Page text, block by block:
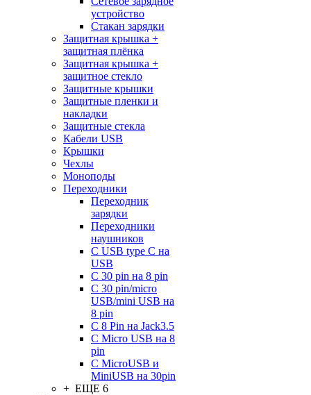
устройство
Стакан зарядки
Защитная крышка +
защитная плёнка
Защитная крышка +
защитное стекло
Защитные крышки
Защитные пленки и
накладки
Защитные стекла
Кабели USB
Крышки
Чехлы
Моноподы
Переходники
Переходник
зарядки
Переходники
наушников
С USB type C на
USB
С 30 pin на 8 pin
С 30 pin/micro
USB/mini USB на
8 pin
С 8 Pin на Jack3.5
С Micro USB на 8
pin
С MicroUSB и
MiniUSB на 30pin
+ ЕЩЕ 6